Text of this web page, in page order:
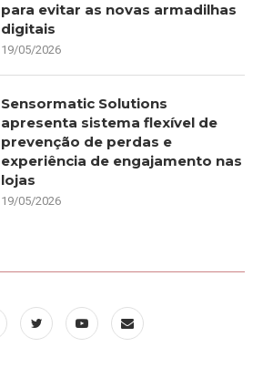
para evitar as novas armadilhas
digitais
19/05/2026
Sensormatic Solutions
apresenta sistema flexível de
prevenção de perdas e
experiência de engajamento nas
lojas
19/05/2026